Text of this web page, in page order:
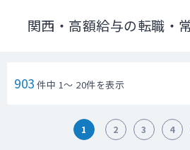
関西・高額給与の転職・
903 件中 1～ 20件を表示
1 2 3 4